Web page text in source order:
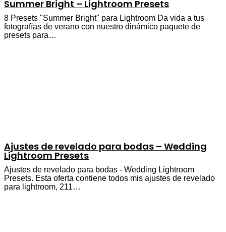
Summer Bright – Lightroom Presets
8 Presets "Summer Bright" para Lightroom Da vida a tus
fotografías de verano con nuestro dinámico paquete de
presets para…
Ajustes de revelado para bodas – Wedding
Lightroom Presets
Ajustes de revelado para bodas - Wedding Lightroom
Presets. Esta oferta contiene todos mis ajustes de revelado
para lightroom, 211…